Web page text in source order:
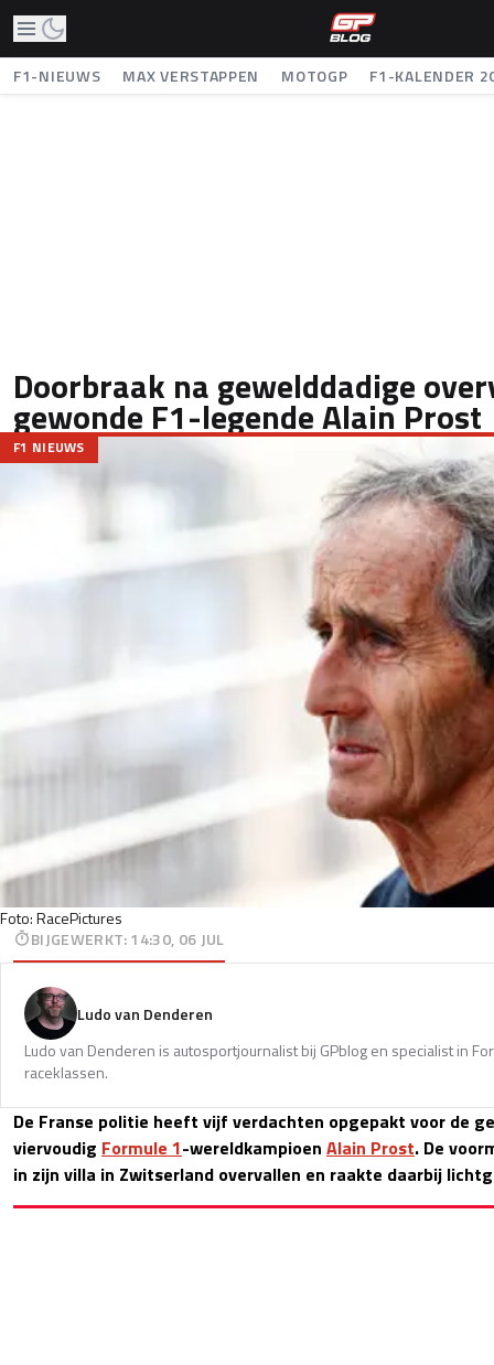
F1-NIEUWS MAX VERSTAPPEN MOTOGP F1-KALENDER
Doorbraak na gewelddadige
gewonde F1-legende Alain Prost
Foto: RacePictures
F1 NIEUWS
BIJGEWERKT:14:30, 06 JUL
Ludo van Denderen
Ludo van Denderen is autosportjournalist bij GPblog en specialist in
raceklassen.
De Franse politie heeft vijf verdachten opgepakt voor de
viervoudig Formule 1-wereldkampioen Alain Prost. De
in zijn villa in Zwitserland overvallen en raakte daarbij